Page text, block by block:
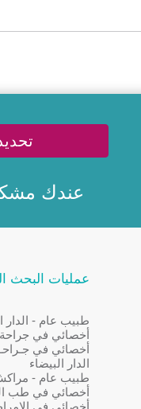
عندك
عمليات البحث
طبيب عام - الدار
أخصائي في جراحة
أخصائي في
الدار البيضاء
طبيب عام -
أخصائي في طب
أخصائي في